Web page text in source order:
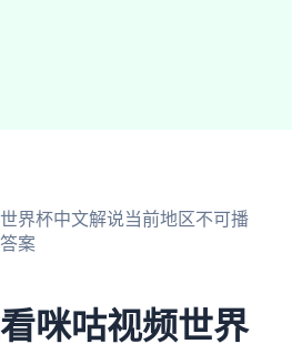
界杯中文解说当前地区不可播
案
咪咕视频世界